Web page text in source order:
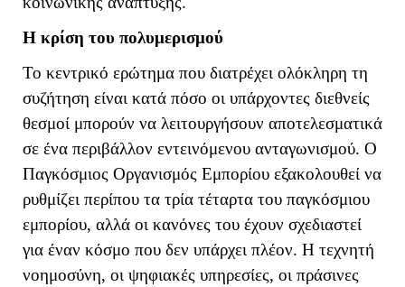
Η κρίση του πολυμερισμού
Το κεντρικό ερώτημα που διατρέχει ολόκληρη τη
συζήτηση είναι κατά πόσο οι υπάρχοντες διεθνείς
θεσμοί μπορούν να λειτουργήσουν αποτελεσματικά
σε ένα περιβάλλον εντεινόμενου ανταγωνισμού. Ο
Παγκόσμιος Οργανισμός Εμπορίου εξακολουθεί να
ρυθμίζει περίπου τα τρία τέταρτα του παγκόσμιου
εμπορίου, αλλά οι κανόνες του έχουν σχεδιαστεί
για έναν κόσμο που δεν υπάρχει πλέον. Η τεχνητή
νοημοσύνη, οι ψηφιακές υπηρεσίες, οι πράσινες